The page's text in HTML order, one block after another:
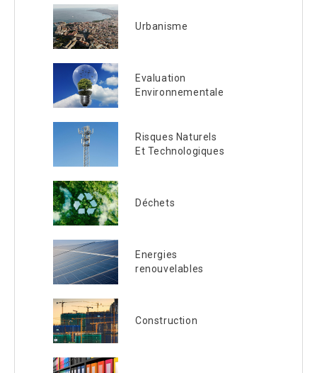
Urbanisme
Evaluation
Environnementale
Risques Naturels
Et Technologiques
Déchets
Energies
renouvelables
Construction